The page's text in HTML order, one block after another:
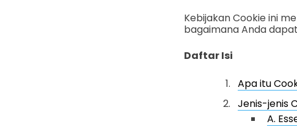
Kebijakan Cookie ini
bagaimana Anda
Daftar Isi
Apa itu
Jenis-jenis
A.